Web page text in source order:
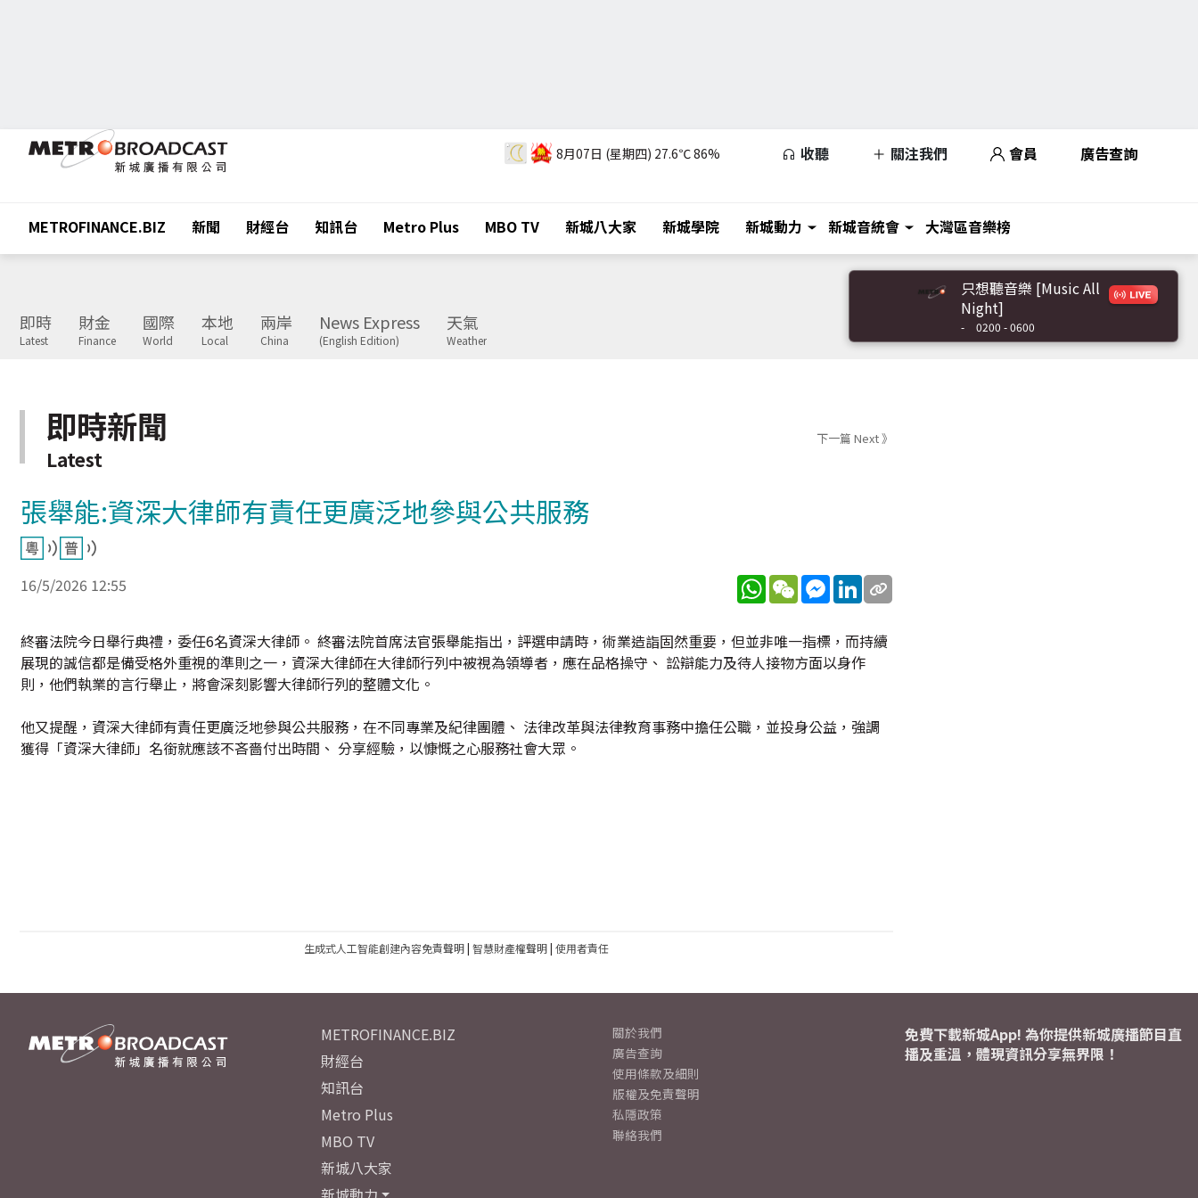
8月07日 (星期四) 27.6℃86% 收聽 關注我們 會員 廣告查詢
METROFINANCE.BIZ 新聞 財經台 知訊台 Metro Plus MBO TV 新城八大家 新城學院 新城動力 新城音統會 大灣區音樂榜
即時
Latest
財金
Finance
國際
World
本地
Local
兩岸
China
News Express
(English Edition)
天氣
Weather
只想聽音樂 [Music All
Night]
- 0200 - 0600
即時新聞
Latest
下一篇 Next 》
張舉能:資深大律師有責任更廣泛地參與公共服務
16/5/2026 12:55 WhatsApp
WeChatMessenger
LinkedIn
終審法院今日舉行典禮，委任6名資深大律師。 終審法院首席法官張舉能指出，評選申請時，術業造詣固然重要，但並非唯一指標，而持續
展現的誠信都是備受格外重視的準則之一，資深大律師在大律師行列中被視為領導者，應在品格操守、 訟辯能力及待人接物方面以身作
則，他們執業的言行舉止，將會深刻影響大律師行列的整體文化。
他又提醒，資深大律師有責任更廣泛地參與公共服務，在不同專業及紀律團體、 法律改革與法律教育事務中擔任公職，並投身公益，強調
獲得「資深大律師」名銜就應該不吝嗇付出時間、 分享經驗，以慷慨之心服務社會大眾。
生成式人工智能創建內容免責聲明| 智慧財產權聲明| 使用者責任
METROFINANCE.BIZ
財經台
知訊台
Metro Plus
MBO TV
新城八大家
關於我們
廣告查詢
使用條款及細則
版權及免責聲明
私隱政策
聯絡我們
免費下載新城App! 為你提供新城廣播節目直
播及重溫，體現資訊分享無界限！